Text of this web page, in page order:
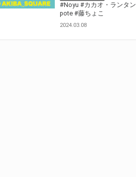
#Noyu #カカオ・ランタン
pote #藤ちょこ
2024.03.08